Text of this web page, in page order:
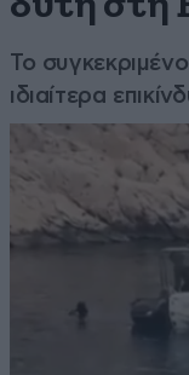
Το
ιδιαίτερα